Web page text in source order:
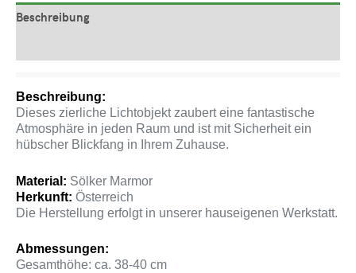
Beschreibung
Beschreibung:
Dieses zierliche Lichtobjekt zaubert eine fantastische
Atmosphäre in jeden Raum und ist mit Sicherheit ein
hübscher Blickfang in Ihrem Zuhause.
Material: Sölker Marmor
Herkunft: Österreich
Die Herstellung erfolgt in unserer hauseigenen Werkstatt.
Abmessungen:
Gesamthöhe: ca. 38-40 cm